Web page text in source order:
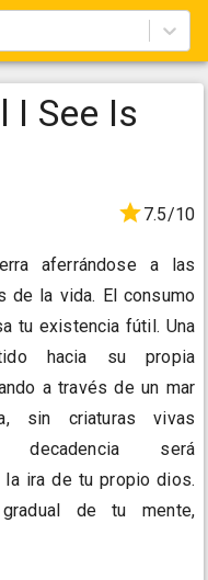
I See Is
7.5/10
aferrándose a las
de la vida. El consumo
tu existencia fútil. Una
hacia su propia
a través de un mar
sin criaturas vivas
decadencia será
la ira de tu propio dios.
de tu mente,